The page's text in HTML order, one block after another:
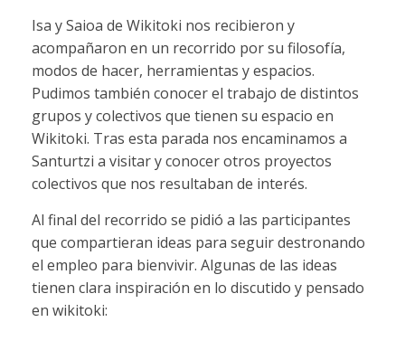
Isa y Saioa de Wikitoki nos recibieron y
acompañaron en un recorrido por su filosofía,
modos de hacer, herramientas y espacios.
Pudimos también conocer el trabajo de distintos
grupos y colectivos que tienen su espacio en
Wikitoki. Tras esta parada nos encaminamos a
Santurtzi a visitar y conocer otros proyectos
colectivos que nos resultaban de interés.
Al final del recorrido se pidió a las participantes
que compartieran ideas para seguir destronando
el empleo para bienvivir. Algunas de las ideas
tienen clara inspiración en lo discutido y pensado
en wikitoki: